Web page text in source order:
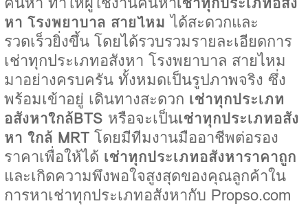
หา โรงพยาบาล สายไหม ได้สะดวกและ
รวดเร็วยิ่งขึ้น โดยได้รวบรวมรายละเอียดการ
เช่าทุกประเภทอสังหา โรงพยาบาล สายไหม
มาอย่างครบครัน ทั้งหมดเป็นรูปภาพจริง ซึ่ง
พร้อมเข้าอยู่ เดินทางสะดวก เช่าทุกประเภท
อสังหาใกล้BTS หรือจะเป็นเช่าทุกประเภทอสัง
หา ใกล้ MRT โดยมีทีมงานมืออาชีพต่อรอง
ราคาเพื่อให้ได้ เช่าทุกประเภทอสังหาราคาถูก
และเกิดความพึงพอใจสูงสุดของคุณลูกค้าใน
การหาเช่าทุกประเภทอสังหากับ Propso.com